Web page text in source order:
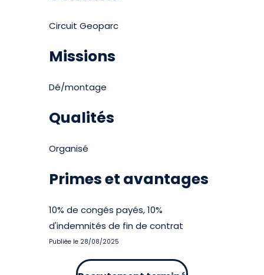
Circuit Geoparc
Missions
Dé/montage
Qualités
Organisé
Primes et avantages
10% de congés payés, 10%
d'indemnités de fin de contrat
Publiée le 28/08/2025